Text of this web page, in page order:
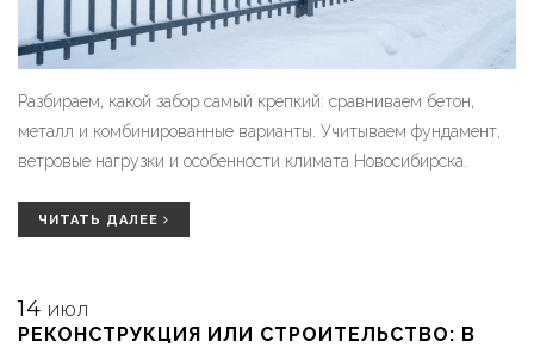
Разбираем, какой забор самый крепкий: сравниваем бетон,
металл и комбинированные варианты. Учитываем фундамент,
ветровые нагрузки и особенности климата Новосибирска.
ЧИТАТЬ ДАЛЕЕ
14 ИЮЛ
РЕКОНСТРУКЦИЯ ИЛИ СТРОИТЕЛЬСТВО: В